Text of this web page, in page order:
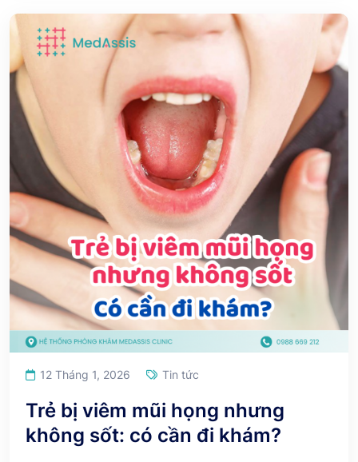
12 Tháng 1, 2026 Tin tức
Trẻ bị viêm mũi họng nhưng
không sốt: có cần đi khám?